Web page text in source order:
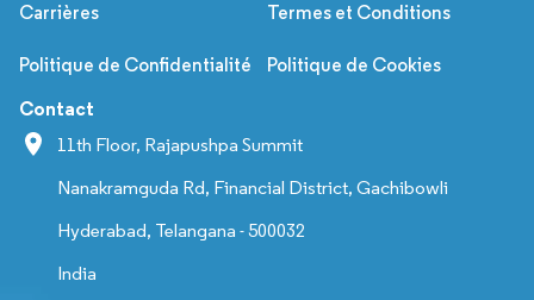
Carrières Termes et Conditions
Politique de Confidentialité Politique de Cookies
Contact
11th Floor, Rajapushpa Summit
Nanakramguda Rd, Financial District, Gachibowli
Hyderabad, Telangana - 500032
India